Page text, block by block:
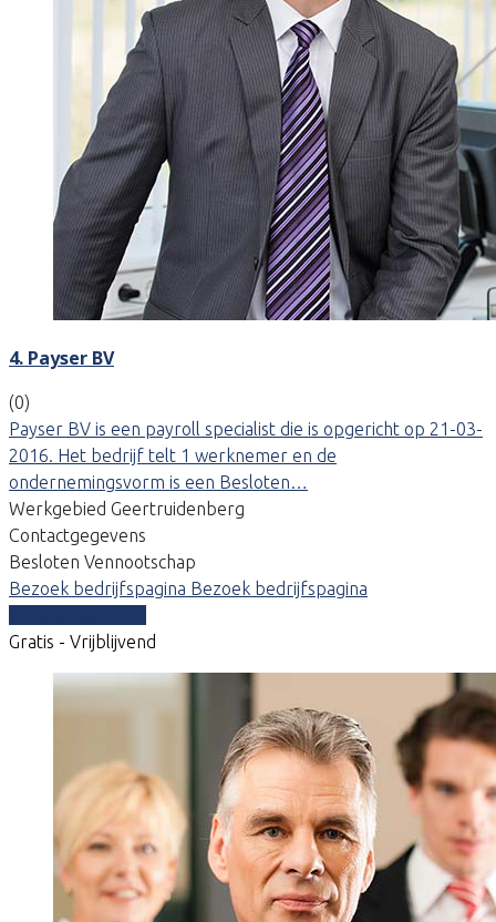
4. Payser BV
(0)
Payser BV is een payroll specialist die is opgericht op 21-03-
2016. Het bedrijf telt 1 werknemer en de
ondernemingsvorm is een Besloten…
Werkgebied Geertruidenberg
Contactgegevens
Besloten Vennootschap
Bezoek bedrijfspagina Bezoek bedrijfspagina
Gratis - Vrijblijvend